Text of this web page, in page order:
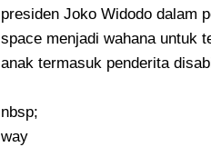
presiden Joko Widodo dalam
space menjadi wahana untuk
anak termasuk penderita
nbsp;
way